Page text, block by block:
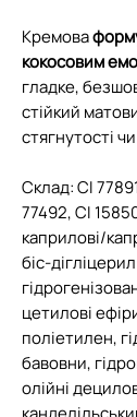
Кремова
кокосовим
гладке,
стійкий
стягнутості
Склад: CI
77492, CI
каприлові/
біс-
цетилові
поліетилен,
бавовни,
олійні